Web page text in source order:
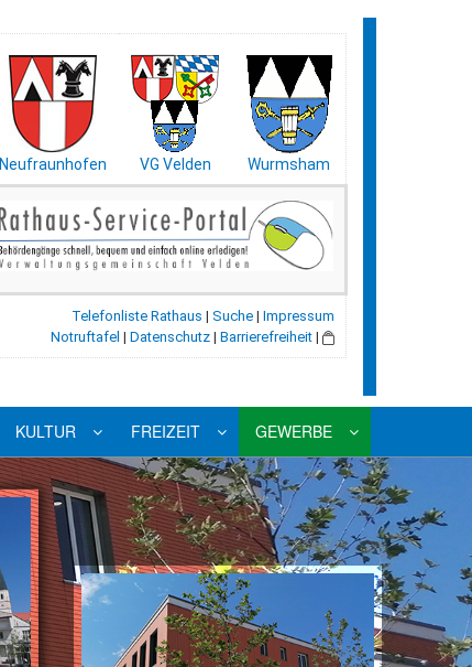
Neufraunhofen VG Velden Wurmsham
Telefonliste Rathaus |Suche |Impressum
Notruftafel |Datenschutz |Barrierefreiheit |
KULTUR FREIZEIT GEWERBE